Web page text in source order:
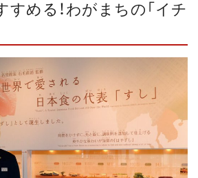
すめる！わがまちの「イチ